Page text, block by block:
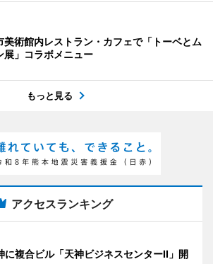
美術館内レストラン・カフェで「トーベとム
展」コラボメニュー
もっと見る
アクセスランキング
に複合ビル「天神ビジネスセンターII」開